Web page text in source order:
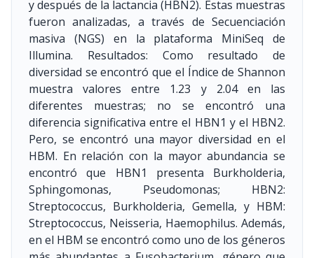
y después de la lactancia (HBN2). Estas muestras
fueron analizadas, a través de Secuenciación
masiva (NGS) en la plataforma MiniSeq de
Illumina. Resultados: Como resultado de
diversidad se encontró que el Índice de Shannon
muestra valores entre 1.23 y 2.04 en las
diferentes muestras; no se encontró una
diferencia significativa entre el HBN1 y el HBN2.
Pero, se encontró una mayor diversidad en el
HBM. En relación con la mayor abundancia se
encontró que HBN1 presenta Burkholderia,
Sphingomonas, Pseudomonas; HBN2:
Streptococcus, Burkholderia, Gemella, y HBM:
Streptococcus, Neisseria, Haemophilus. Además,
en el HBM se encontró como uno de los géneros